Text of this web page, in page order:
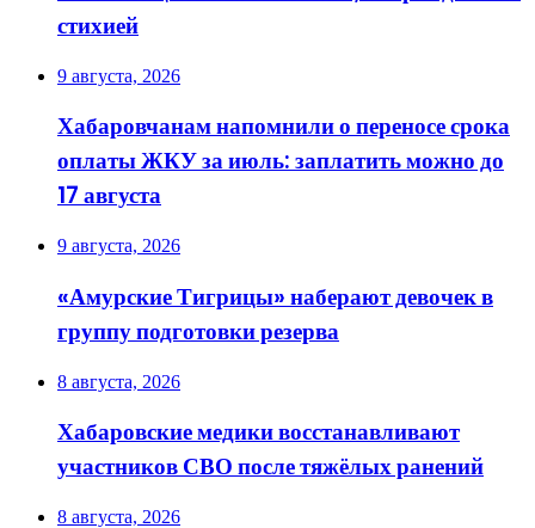
стихией
9 августа, 2026
Хабаровчанам напомнили о переносе срока
оплаты ЖКУ за июль: заплатить можно до
17 августа
9 августа, 2026
«Амурские Тигрицы» наберают девочек в
группу подготовки резерва
8 августа, 2026
Хабаровские медики восстанавливают
участников СВО после тяжёлых ранений
8 августа, 2026